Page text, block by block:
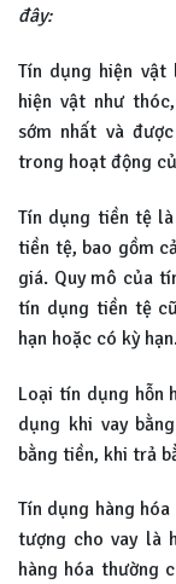
đây:
Tín dụng hiện
hiện vật như
sớm nhất và
trong hoạt động
Tín dụng tiền tệ
tiền tệ, bao gồm
giá. Quy mô của
tín dụng tiền tệ
hạn hoặc có kỳ
Loại tín dụng hỗn
dụng khi vay
bằng tiền, khi trả
Tín dụng hàng
tượng cho vay là
hàng hóa thường